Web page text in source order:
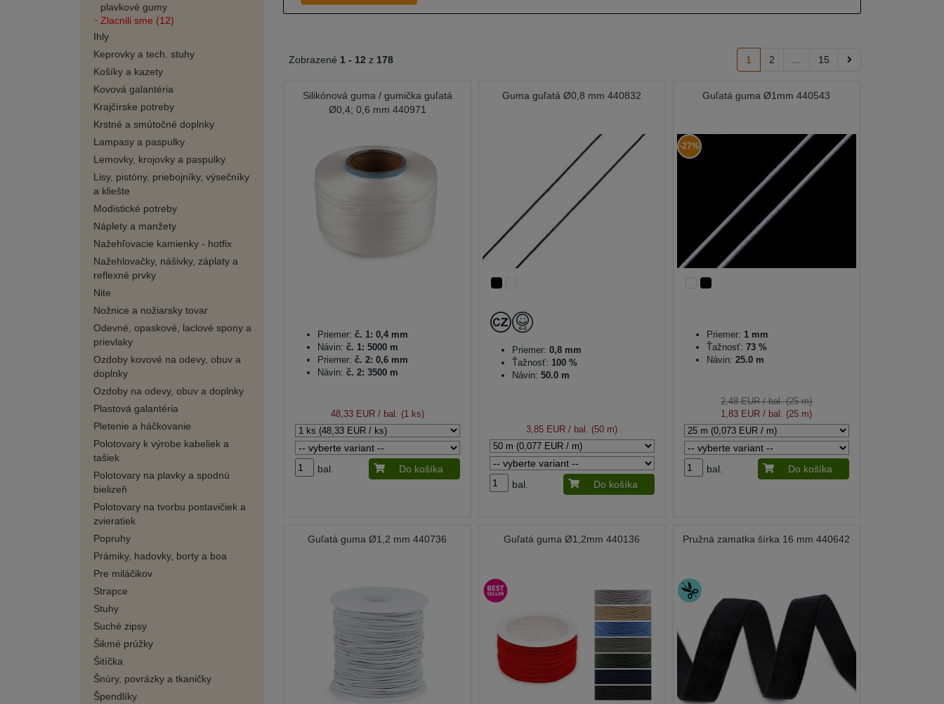
plavkové gumy
Zlacnili sme (12)
Ihly
Keprovky a tech. stuhy
Košíky a kazety
Kovová galantéria
Krajčírske potreby
Krstné a smútočné doplnky
Lampasy a paspulky
Lemovky, krojovky a paspulky
Lisy, pistóny, priebojníky, výsečníky
a kliešte
Modistické potreby
Náplety a manžety
Nažehľovacie kamienky - hotfix
Nažehlovačky, nášivky, záplaty a
reflexné prvky
Nite
Nožnice a nožiarsky tovar
Odevné, opaskové, laclové spony a
prievlaky
Ozdoby kovové na odevy, obuv a
doplnky
Ozdoby na odevy, obuv a doplnky
Plastová galantéria
Pletenie a háčkovanie
Polotovary k výrobe kabeliek a
tašiek
Polotovary na plavky a spodnú
bielizeň
Polotovary na tvorbu postavičiek a
zvieratiek
Popruhy
Prámiky, hadovky, borty a boa
Pre miláčikov
Strapce
Stuhy
Suché zipsy
Šikmé prúžky
Šitíčka
Šnúry, povrázky a tkaničky
Špendlíky
Zobrazené 1 - 12 z 178 1 2 ... 15
Silikónová guma / gumička guľatá
Ø0,4; 0,6 mm 440971
Priemer: č. 1: 0,4 mm
Návin: č. 1: 5000 m
Priemer: č. 2: 0,6 mm
Návin: č. 2: 3500 m
48,33 EUR/ bal. (1 ks)
bal. Do košíka
Guma guľatá Ø0,8 mm 440832
Priemer: 0,8 mm
Ťažnosť: 100 %
Návin: 50.0 m
3,85 EUR / bal. (50 m)
bal. Do košíka
Guľatá guma Ø1mm 440543
-27%
Priemer: 1 mm
Ťažnosť: 73 %
Návin: 25.0 m
2,48 EUR/ bal. (25 m)
1,83 EUR / bal. (25 m)
bal. Do košíka
Guľatá guma Ø1,2 mm 440736 Guľatá guma Ø1,2mm 440136 Pružná zamatka šírka 16 mm 440642